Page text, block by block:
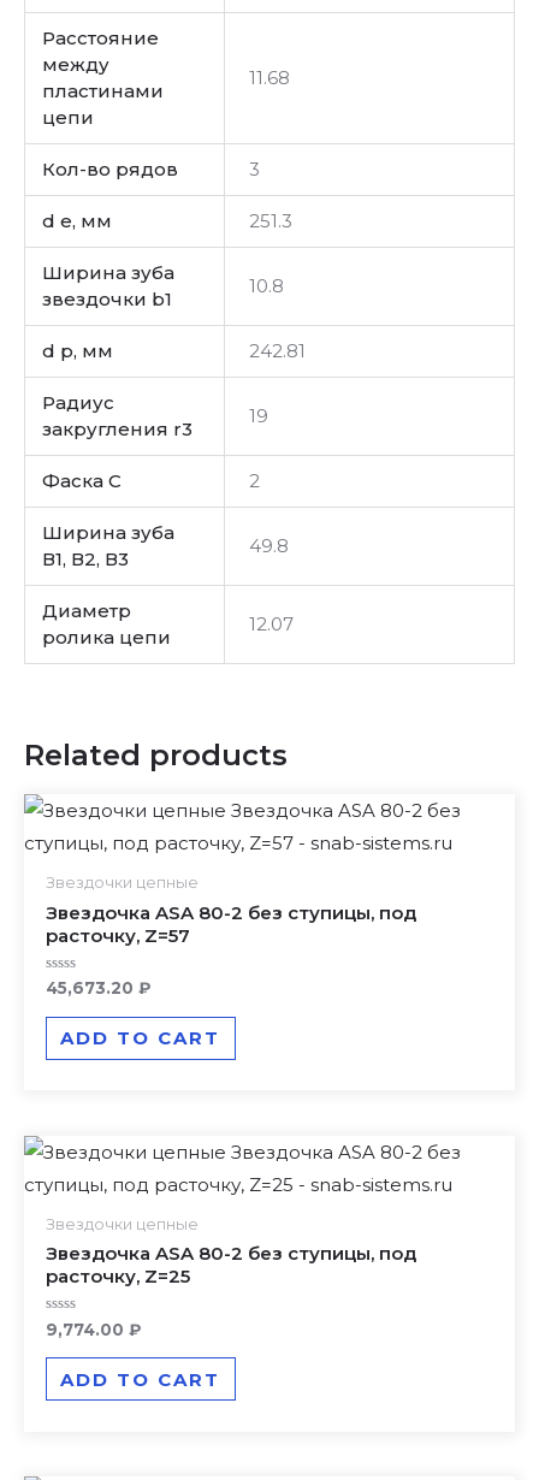
Расстояние
между
пластинами
цепи
11.68
Кол-во рядов 3
d e, мм 251.3
Ширина зуба
звездочки b1
10.8
d p, мм 242.81
Радиус
закругления r3
19
Фаска C 2
Ширина зуба
В1, В2, В3
49.8
Диаметр
ролика цепи
12.07
Related products
Звездочки цепные
Звездочка ASA 80-2 без ступицы, под
расточку, Z=57
Rated
out
45,673.20 ₽
ADD TO CART
Звездочки цепные
Звездочка ASA 80-2 без ступицы, под
расточку, Z=25
Rated
0
out
9,774.00 ₽
ADD TO CART